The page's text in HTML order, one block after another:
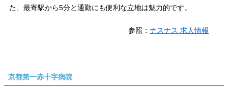
た、最寄駅から5分と通勤にも便利な立地は魅力的です。
参照： ナスナス 求人情報
京都第一赤十字病院